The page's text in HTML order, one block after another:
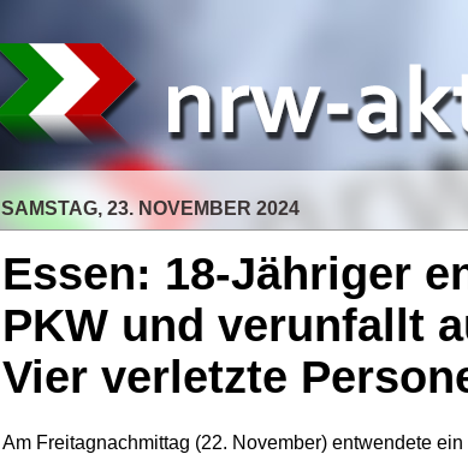
SAMSTAG, 23. NOVEMBER 2024
Essen: 18-Jähriger
PKW und verunfallt
Vier verletzte
Am Freitagnachmittag (22. November) entwendete